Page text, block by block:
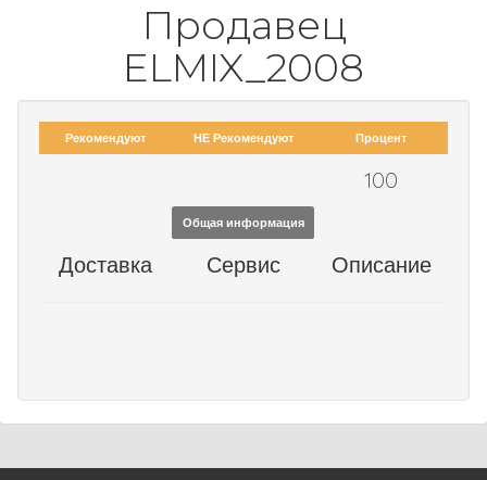
Продавец
ELMIX_2008
Рекомендуют НЕ Рекомендуют Процент
100
Общая информация
Доставка Сервис Описание